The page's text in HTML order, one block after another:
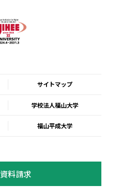
サイトマップ
学校法人福山大学
福山平成大学
資料請求